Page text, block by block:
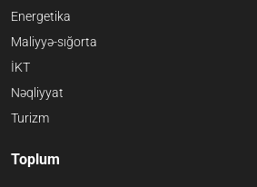
Energetika
Maliyyə-sığorta
İKT
Nəqliyyat
Turizm
Toplum